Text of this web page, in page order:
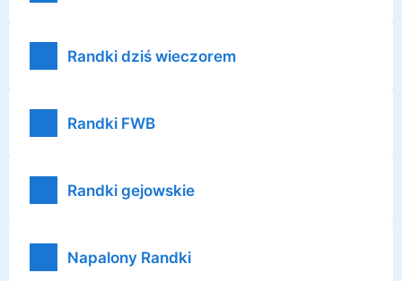
Randki dziś wieczorem
Randki FWB
Randki gejowskie
Napalony Randki